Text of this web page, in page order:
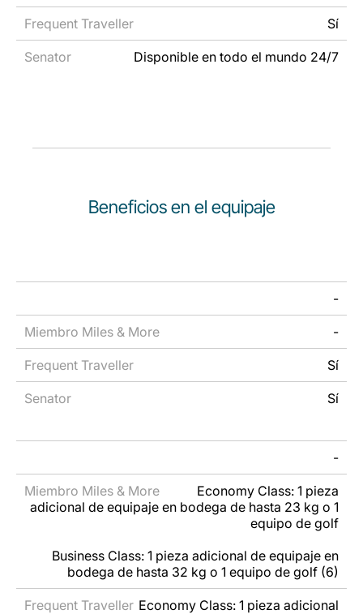
Sí
Disponible en todo el mundo 24/7
Beneficios en el equipaje
Miles &
More
Senator
Circle
-
-
Sí
Sí
-
Economy Class: 1 pieza
adicional de equipaje en bodega de hasta 23 kg o 1
equipo de golf
Business Class: 1 pieza adicional de equipaje en
bodega de hasta 32 kg o 1 equipo de golf (6)
Economy Class: 1 pieza adicional